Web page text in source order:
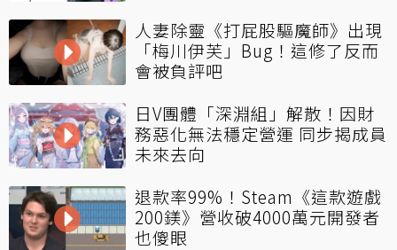
人妻除靈《打屁股驅魔師》出現
「梅川伊芙」Bug！這修了反而
會被負評吧
日V團體「深淵組」解散！因財
務惡化無法穩定營運 同步揭成員
未來去向
退款率99%！Steam《這款遊戲
200鎂》營收破4000萬元開發者
也傻眼